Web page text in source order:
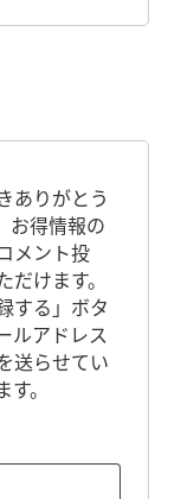
ありがとう
お得情報の
メント投
けます。
する」ボタ
ルアドレス
送らせてい
。